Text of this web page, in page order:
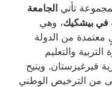
تأتي الجامعة
في بيشكيك، وهي
من الدولة
والتعليم
قيرغيزستان. ويتيح
من الترخيص الوطني